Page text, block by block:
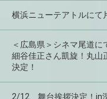
横浜ニューテアトルにて
＜広島県＞シネマ尾道に
細谷佳正さん凱旋！丸山
決定！
2/12 舞台挨拶決定！in